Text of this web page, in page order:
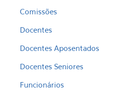
Comissões
Docentes
Docentes Aposentados
Docentes Seniores
Funcionários